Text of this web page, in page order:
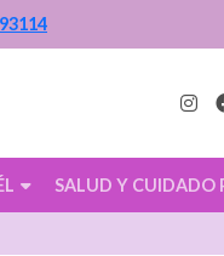
SALUD Y CUIDADO